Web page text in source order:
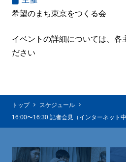
希望のまち東京をつくる会
イベントの詳細については、各
ださい
トップ
スケジュール
16:00〜16:30 記者会見（インターネット中